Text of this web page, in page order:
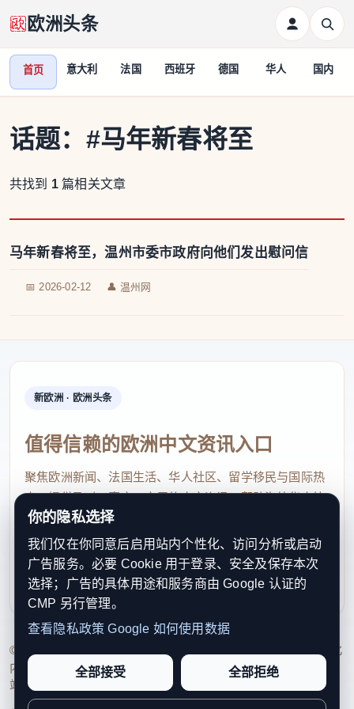
欧洲头条
首页 意大利 法国 西班牙 德国 华人 国内
话题： #马年新春将至
共找到 1 篇相关文章
马年新春将至，温州市委市政府向他们发出慰问信
📅 2026-02-12 👤 温州网
新欧洲 · 欧洲头条
值得信赖的欧洲中文资讯入口
聚焦欧洲新闻、法国生活、华人社区、留学移民与国际热
点，提供及时、真实、实用的中文资讯，帮助海外华人快
速了解欧洲动态。
contact@xinouzhou.com
服务支持、版权与合作：工作日优先处理站务、投稿与权
利通知
© 2026 新欧洲·欧洲头条. All Rights Reserved. 本网站持续优化
内容透明度、联系方式与用户权利说明，以提升品牌信任感和
站点完整度。
你的隐私选择
我们仅在你同意后启用站内个性化、访问分析或启动
广告服务。必要 Cookie 用于登录、安全及保存本次
选择；广告的具体用途和服务商由 Google 认证的
CMP 另行管理。
查看隐私政策 Google 如何使用数据
全部接受 全部拒绝